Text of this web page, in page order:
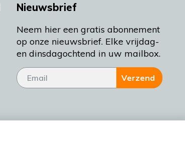
Nieuwsbrief
Neem hier een gratis abonnement
op onze nieuwsbrief. Elke vrijdag-
en dinsdagochtend in uw mailbox.
Verzend